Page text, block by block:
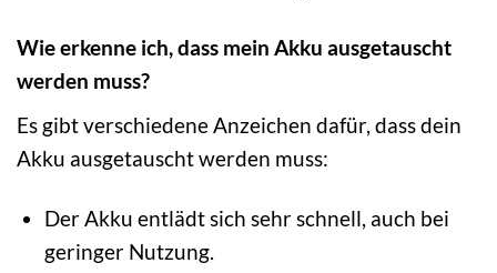
Wie erkenne ich, dass mein Akku ausgetauscht
werden muss?
Es gibt verschiedene Anzeichen dafür, dass dein
Akku ausgetauscht werden muss:
Der Akku entlädt sich sehr schnell, auch bei
geringer Nutzung.